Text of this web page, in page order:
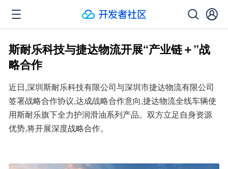
斯耐乐科技与捷达物流开展“产业链＋”战
略合作
近日,深圳斯耐乐科技有限公司与深圳市捷达物流有限公司
签署战略合作协议,达成战略合作意向,捷达物流全线车辆使
用斯耐乐旗下全力护润滑油系列产品。双方立足自身资源
优势,将开展深度战略合作。